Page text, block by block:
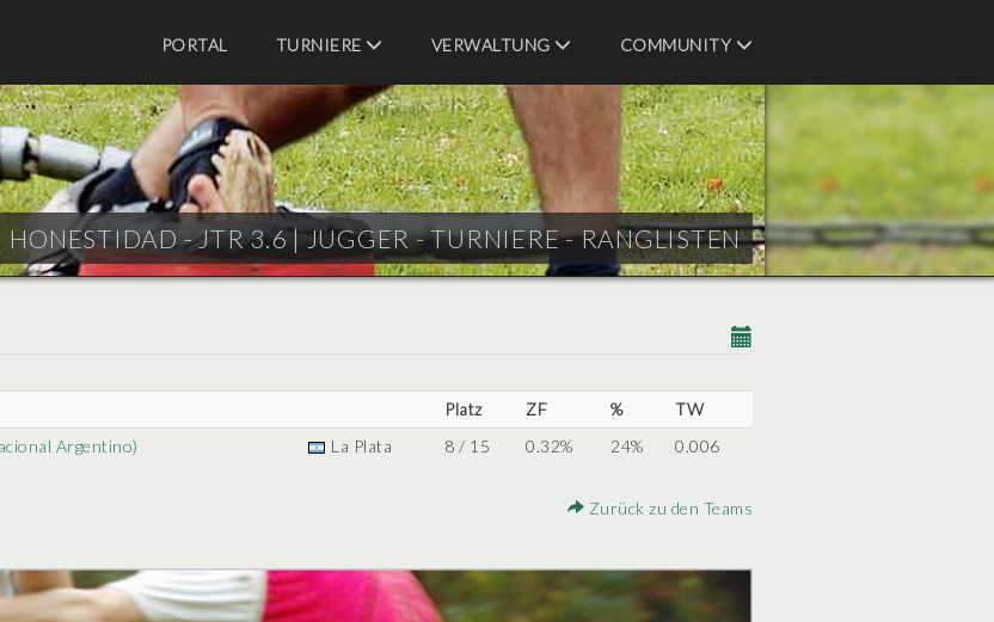
PORTAL
TURNIERE VERWALTUNG COMMUNITY
HONESTIDAD - JTR 3.6 |JUGGER - TURNIERE - RANGLISTEN
Platz ZF %
TW
Argentino) La Plata 8 / 15 0.32% 24% 0.006
Zurück zu den Teams